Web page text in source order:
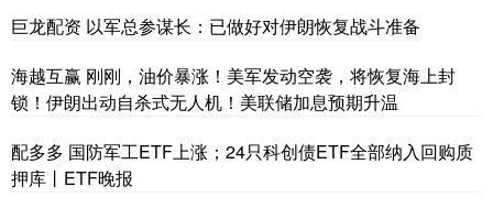
巨龙配资 以军总参谋长：已做好对伊朗恢复战斗准备
海越互赢 刚刚，油价暴涨！美军发动空袭，将恢复海上封
锁！伊朗出动自杀式无人机！美联储加息预期升温
配多多 国防军工ETF上涨；24只科创债ETF全部纳入回购质
押库丨ETF晚报